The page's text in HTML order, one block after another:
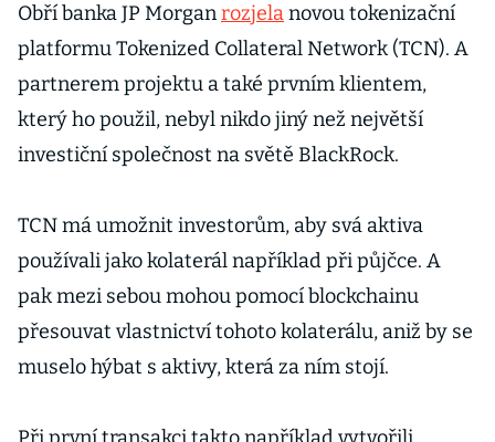
Obří banka JP Morganrozjelanovou tokenizační
platformu Tokenized Collateral Network (TCN). A
partnerem projektu a také prvním klientem,
který ho použil, nebyl nikdo jiný než největší
investiční společnost na světě BlackRock.
TCN má umožnit investorům, aby svá aktiva
používali jako kolaterál například při půjčce. A
pak mezi sebou mohou pomocí blockchainu
přesouvat vlastnictví tohoto kolaterálu, aniž by se
muselo hýbat s aktivy, která za ním stojí.